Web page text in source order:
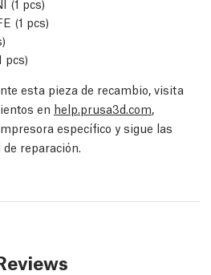
(1 pcs)
(1 pcs)
pcs)
esta pieza de recambio, visita
en help.prusa3d.com,
específico y sigue las
reparación.